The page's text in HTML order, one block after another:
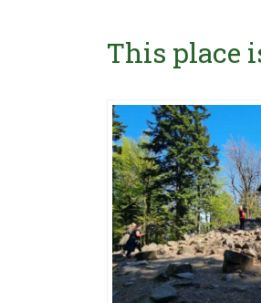
This place